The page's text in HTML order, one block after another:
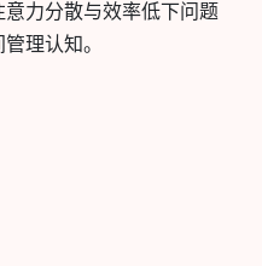
力分散与效率低下问题
理认知。